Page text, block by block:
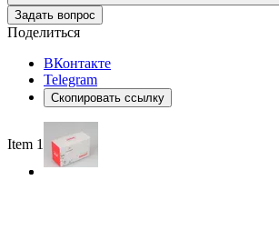
Задать вопрос
Поделиться
ВКонтакте
Telegram
Скопировать ссылку
Item 1 of 2